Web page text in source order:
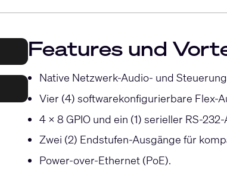
Features und
Native Netzwerk-Audio- und
Vier (4) softwarekonfigurierbare Flex-
4 x 8 GPIO und ein (1) serieller RS-
Zwei (2) Endstufen-Ausgänge für
Power-over-Ethernet (PoE).